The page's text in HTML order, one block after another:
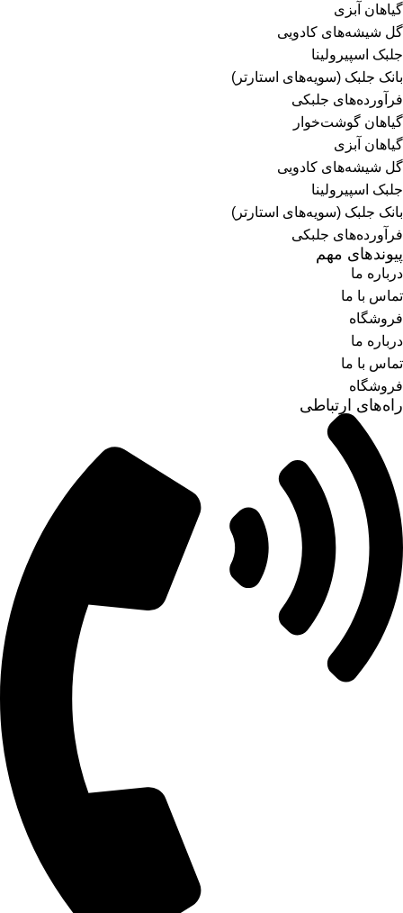
گیاهان آبزی
گل شیشه‌های کادویی
جلبک اسپیرولینا
بانک جلبک (سویه‌های استارتر)
فرآورده‌های جلبکی
گیاهان گوشت‌خوار
گیاهان آبزی
گل شیشه‌های کادویی
جلبک اسپیرولینا
بانک جلبک (سویه‌های استارتر)
فرآورده‌های جلبکی
پیوندهای مهم
درباره ما
تماس با ما
فروشگاه
درباره ما
تماس با ما
فروشگاه
راه‌های ارتباطی